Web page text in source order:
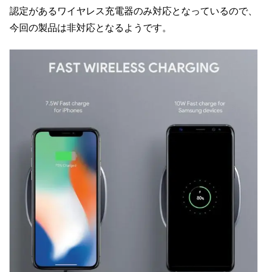
認定があるワイヤレス充電器のみ対応となっているので、
今回の製品は非対応となるようです。